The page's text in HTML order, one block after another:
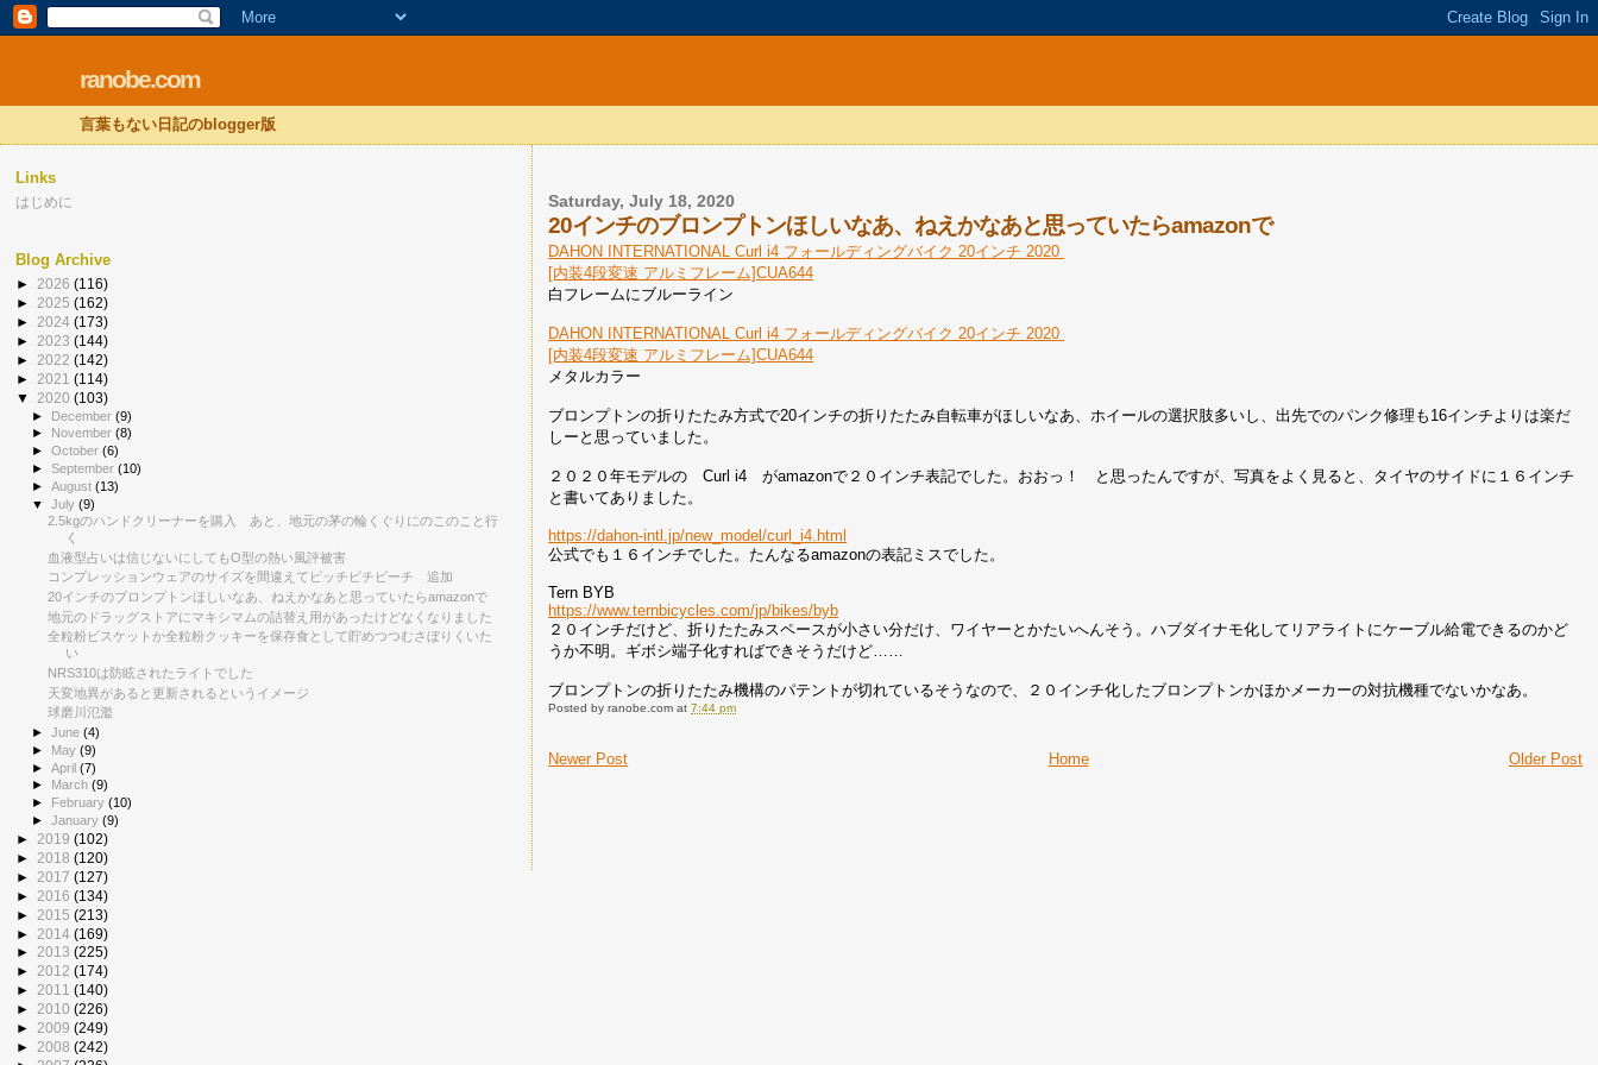
ranobe.com
言葉もない日記のblogger版
Saturday, July 18, 2020
20インチのブロンプトンほしいなあ、ねえかなあと思っていたらamazonで
DAHON INTERNATIONAL Curl i4 フォールディングバイク 20インチ 2020
[内装4段変速 アルミフレーム]CUA644
白フレームにブルーライン
DAHON INTERNATIONAL Curl i4 フォールディングバイク 20インチ 2020
[内装4段変速 アルミフレーム]CUA644
メタルカラー
ブロンプトンの折りたたみ方式で20インチの折りたたみ自転車がほしいなあ、ホイールの選択肢多いし、出先でのパンク修理も16インチよりは楽だ
しーと思っていました。
２０２０年モデルの Curl i4 がamazonで２０インチ表記でした。おおっ！ と思ったんですが、写真をよく見ると、タイヤのサイドに１６インチ
と書いてありました。
https://dahon-intl.jp/new_model/curl_i4.html
公式でも１６インチでした。たんなるamazonの表記ミスでした。
Tern BYB
https://www.ternbicycles.com/jp/bikes/byb
２０インチだけど、折りたたみスペースが小さい分だけ、ワイヤーとかたいへんそう。ハブダイナモ化してリアライトにケーブル給電できるのかど
うか不明。ギボシ端子化すればできそうだけど……
ブロンプトンの折りたたみ機構のパテントが切れているそうなので、２０インチ化したブロンプトンかほかメーカーの対抗機種でないかなあ。
Posted byranobe.com at7:44 pm
Newer Post Older Post
Home
Links
はじめに
Blog Archive
► 2026 (116)
► 2025 (162)
► 2024 (173)
► 2023 (144)
► 2022 (142)
► 2021 (114)
▼ 2020 (103)
► December(9)
►
November(8)
►October(6)
►September(10)
►August(13)
▼July(9)
2.5kgのハンドクリーナーを購入 あと、地元の茅の輪くぐりにのこのこと行
く
血液型占いは信じないにしてもO型の熱い風評被害
コンプレッションウェアのサイズを間違えてピッチピチピーチ 追加
20インチのブロンプトンほしいなあ、ねえかなあと思っていたらamazonで
地元のドラッグストアにマキシマムの詰替え用があったけどなくなりました
全粒粉ビスケットか全粒粉クッキーを保存食として貯めつつむさぼりくいた
い
NRS310は防眩されたライトでした
天変地異があると更新されるというイメージ
球磨川氾濫
►June(4)
► May(9)
►April(7)
►
March(9)
►
February(10)
►January(9)
► 2019 (102)
► 2018 (120)
► 2017 (127)
► 2016 (134)
► 2015 (213)
► 2014 (169)
► 2013 (225)
► 2012 (174)
► 2011 (140)
► 2010 (226)
► 2009 (249)
► 2008 (242)